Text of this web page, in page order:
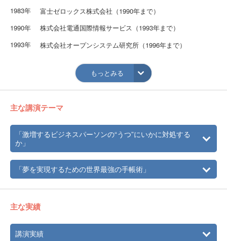
1983年
富士ゼロックス株式会社（1990年まで）
1990年
株式会社電通国際情報サービス（1993年まで）
1993年
株式会社オープンシステム研究所（1996年まで）
東証一部のIT企業に入社（現在も在職中）。市場開発部の
チームリーダーを務める。ネットワーク技術部、販売推進
部、商品開発本部、応用技術本部、ソリューション開発本
部、などを歴任。
2006年
セキュリティ事業推進本部 インテグレーション部長に就
月、後に『神様がくれた三ヶ月』と表現するほど、貴重な
体験とし、人生の一つの転機となる。
る4月、同じようにメンタル的に悩む現代人の支援を決意
し、産業カウンセラーを学び始める。
などメンタル面での活動を広げる。
帳術”開始
もっとみる
主な講演テーマ
「激増するビジネスパーソンの“うつ”にいかに対処する
か」
「夢を実現するための世界最強の手帳術」
主な実績
講演実績